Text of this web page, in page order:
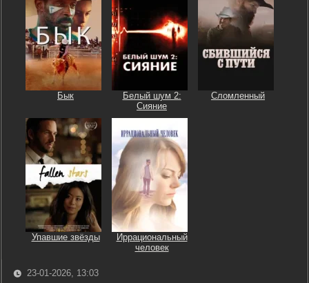
Бык
Белый шум 2:
Сияние
Сломленный
Упавшие звёзды
Иррациональный
человек
23-01-2026, 13:03